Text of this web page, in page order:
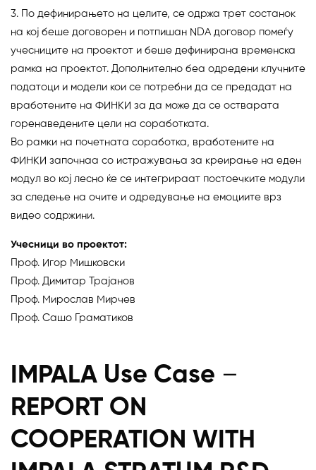
3. По дефинирањето на целите, се одржа трет состанок
на кој беше договорен и потпишан NDA договор помеѓу
учесниците на проектот и беше дефинирана временска
рамка на проектот. Дополнително беа одредени клучните
податоци и модели кои се потребни да се предадат на
вработените на ФИНКИ за да може да се остварата
горенаведените цели на соработката.
Во рамки на почетната соработка, вработените на
ФИНКИ започнаа со истражувања за креирање на еден
модул во кој лесно ќе се интегрираат постоечките модули
за следење на очите и одредување на емоциите врз
видео содржини.
Учесници во проектот:
Проф. Игор Мишковски
Проф. Димитар Трајанов
Проф. Мирослав Мирчев
Проф. Сашо Граматиков
IMPALA Use Case –
REPORT ON
COOPERATION WITH